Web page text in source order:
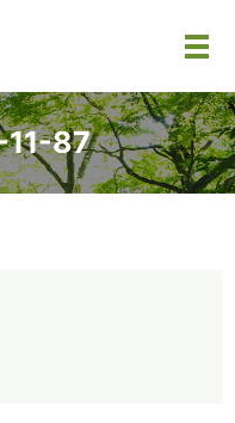
メ
87